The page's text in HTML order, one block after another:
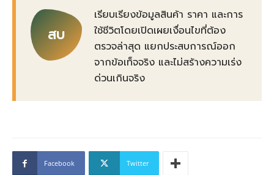
สบ
เรียบเรียงข้อมูลสินค้า ราคา และการ
ใช้ชีวิตโดยเปิดเผยเงื่อนไขที่ต้อง
ตรวจล่าสุด แยกประสบการณ์ออก
จากข้อเท็จจริง และไม่สร้างความเร่ง
ด่วนเกินจริง
Facebook Twitter